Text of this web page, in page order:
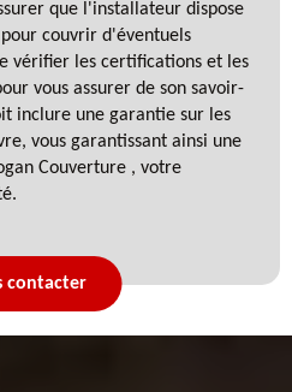
que l'installateur dispose
pour couvrir d'éventuels
vérifier les certifications et les
vous assurer de son savoir-
inclure une garantie sur les
vous garantissant ainsi une
Couverture , votre
contacter